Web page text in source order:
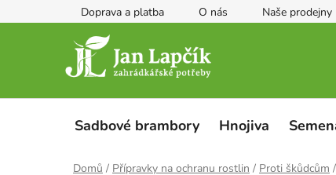
na
Doprava a platba O nás Naše prodejny
Sadbové brambory Hnojiva
Domů / Přípravky na ochranu rostlin / Proti škůdcům /